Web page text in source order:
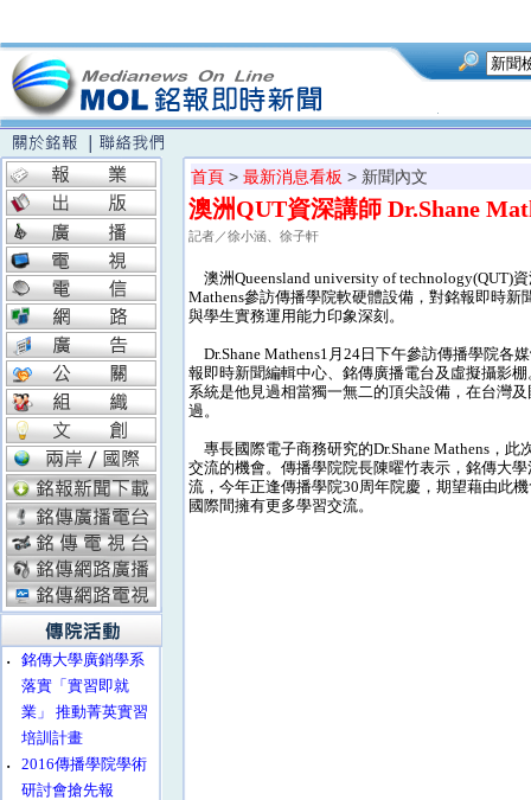
‧
銘傳大學廣銷學系
落實「實習即就
業」 推動菁英實習
培訓計畫
‧
2016傳播學院學術
研討會搶先報
首頁 > 最新消息看板 > 新聞內文
澳洲QUT資深講師 Dr.Shane
記者／徐小涵、徐子軒
澳洲Queensland university of technology(QUT)資
Mathens參訪傳播學院軟硬體設備，對銘報即時新
與學生實務運用能力印象深刻。
Dr.Shane Mathens1月24日下午參訪傳播學院各
報即時新聞編輯中心、銘傳廣播電台及虛擬攝影
系統是他見過相當獨一無二的頂尖設備，在台灣
過。
專長國際電子商務研究的Dr.Shane Mathens，此
交流的機會。傳播學院院長陳曜竹表示，銘傳大
流，今年正逢傳播學院30周年院慶，期望藉由此
國際間擁有更多學習交流。